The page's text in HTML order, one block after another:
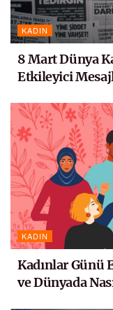
KADIN
8 Mart Dünya
Etkileyici
KADIN
Kadınlar Günü
ve Dünyada